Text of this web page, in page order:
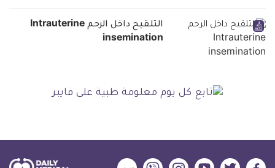
التلقيح داخل الرحم Intrauterine
insemination